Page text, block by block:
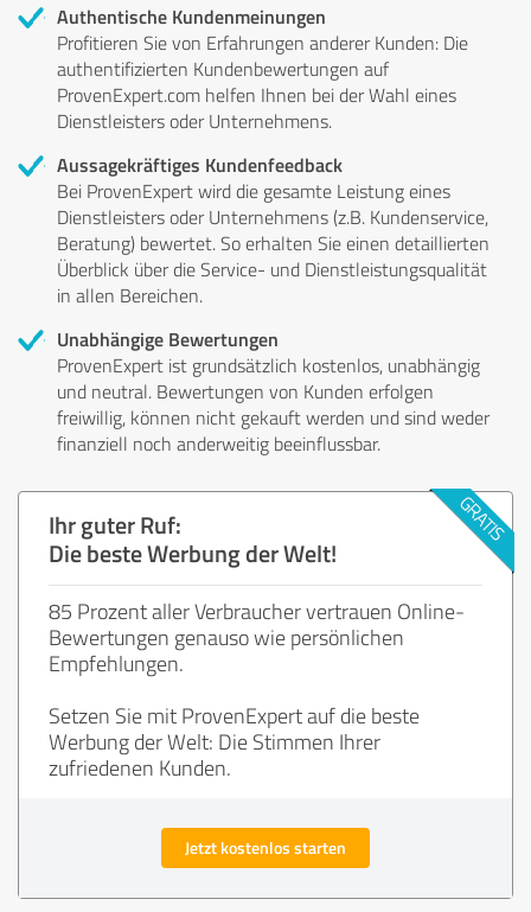
Authentische Kundenmeinungen
Profitieren Sie von Erfahrungen anderer Kunden: Die
authentifizierten Kundenbewertungen auf
ProvenExpert.com helfen Ihnen bei der Wahl eines
Dienstleisters oder Unternehmens.
Aussagekräftiges Kundenfeedback
Bei ProvenExpert wird die gesamte Leistung eines
Dienstleisters oder Unternehmens (z.B. Kundenservice,
Beratung) bewertet. So erhalten Sie einen detaillierten
Überblick über die Service- und Dienstleistungsqualität
in allen Bereichen.
Unabhängige Bewertungen
ProvenExpert ist grundsätzlich kostenlos, unabhängig
und neutral. Bewertungen von Kunden erfolgen
freiwillig, können nicht gekauft werden und sind weder
finanziell noch anderweitig beeinflussbar.
Ihr guter Ruf:
Die beste Werbung der Welt!
85 Prozent aller Verbraucher vertrauen Online-
Bewertungen genauso wie persönlichen
Empfehlungen.
Setzen Sie mit ProvenExpert auf die beste
Werbung der Welt: Die Stimmen Ihrer
zufriedenen Kunden.
Jetzt kostenlos starten